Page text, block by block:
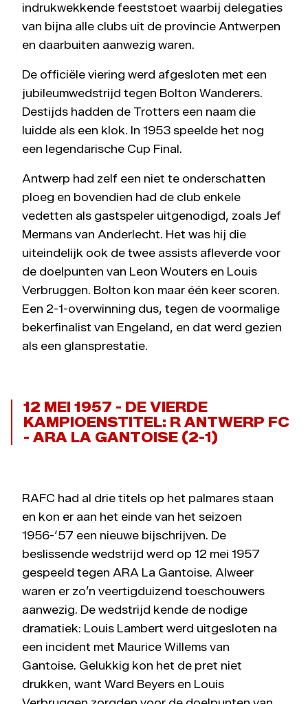
indrukwekkende feeststoet waarbij delegaties
van bijna alle clubs uit de provincie Antwerpen
en daarbuiten aanwezig waren.
De officiële viering werd afgesloten met een
jubileumwedstrijd tegen Bolton Wanderers.
Destijds hadden de Trotters een naam die
luidde als een klok. In 1953 speelde het nog
een legendarische Cup Final.
Antwerp had zelf een niet te onderschatten
ploeg en bovendien had de club enkele
vedetten als gastspeler uitgenodigd, zoals Jef
Mermans van Anderlecht. Het was hij die
uiteindelijk ook de twee assists afleverde voor
de doelpunten van Leon Wouters en Louis
Verbruggen. Bolton kon maar één keer scoren.
Een 2-1-overwinning dus, tegen de voormalige
bekerfinalist van Engeland, en dat werd gezien
als een glansprestatie.
12 MEI 1957 - DE VIERDE
KAMPIOENSTITEL: R ANTWERP FC
- ARA LA GANTOISE (2-1)
RAFC had al drie titels op het palmares staan
en kon er aan het einde van het seizoen
1956-‘57 een nieuwe bijschrijven. De
beslissende wedstrijd werd op 12 mei 1957
gespeeld tegen ARA La Gantoise. Alweer
waren er zo’n veertigduizend toeschouwers
aanwezig. De wedstrijd kende de nodige
dramatiek: Louis Lambert werd uitgesloten na
een incident met Maurice Willems van
Gantoise. Gelukkig kon het de pret niet
drukken, want Ward Beyers en Louis